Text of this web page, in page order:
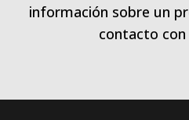
información sobre un
contacto